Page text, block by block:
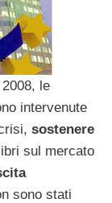
le
intervenute
sostenere
sul mercato
sono stati